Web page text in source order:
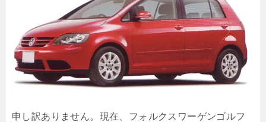
申し訳ありません。現在、フォルクスワーゲンゴルフ